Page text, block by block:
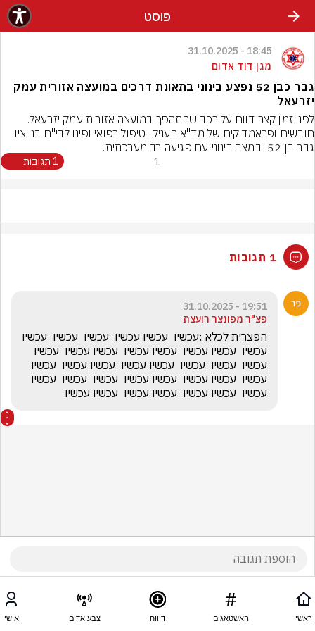
פוסט
18:45 - 31.10.2025
מגן דוד אדום
גבר כבן 52 נפצע בינוני בתאונת דרכים במועצה אזורית עמק
יזרעאל
גבר בן 52  במצב בינוני עם פגיעה רב מערכתית.
1 1 תגובות
1 תגובות
19:51 - 31.10.2025
פצ"ר מפונצר רועצת
עכשיו  עכשיו עכשיו  עכשיו עכשיו  עכשיו עכשיו
ראשי האשטאגים דיווח צבע אדום אישי